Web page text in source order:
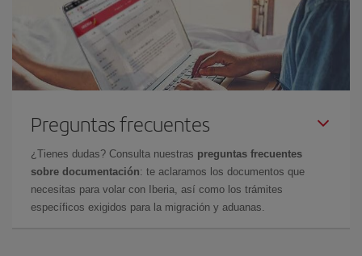
Preguntas frecuentes
¿Tienes dudas? Consulta nuestras preguntas frecuentes
sobre documentación: te aclaramos los documentos que
necesitas para volar con Iberia, así como los trámites
específicos exigidos para la migración y aduanas.